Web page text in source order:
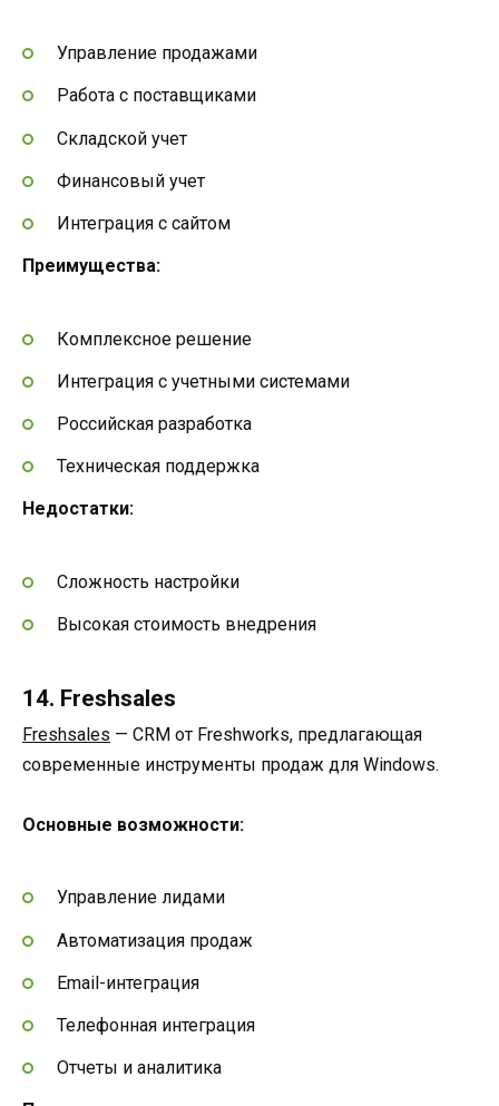
Управление продажами
Работа с поставщиками
Складской учет
Финансовый учет
Интеграция с сайтом
Преимущества:
Комплексное решение
Интеграция с учетными системами
Российская разработка
Техническая поддержка
Недостатки:
Сложность настройки
Высокая стоимость внедрения
14. Freshsales
Freshsales — CRM от Freshworks, предлагающая
современные инструменты продаж для Windows.
Основные возможности:
Управление лидами
Автоматизация продаж
Email-интеграция
Телефонная интеграция
Отчеты и аналитика